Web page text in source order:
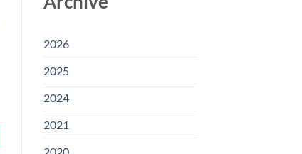
2026
2025
2024
2021